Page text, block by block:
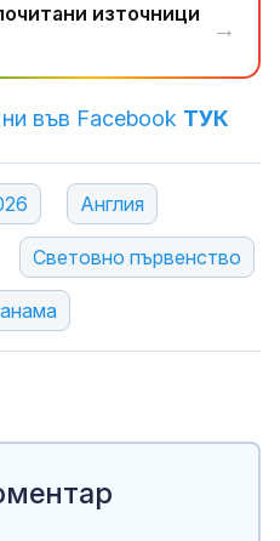
източници
→
във Facebook ТУК
Англия
Световно първенство